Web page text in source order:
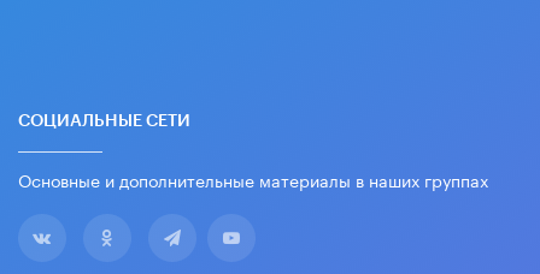
СОЦИАЛЬНЫЕ СЕТИ
Основные и дополнительные материалы в наших группах